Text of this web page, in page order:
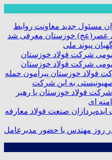
مسئول جدید معاونت روابط
عصر(عج) خوزستان معرفی شد
پیوند ملی
فولاد خوزستان پیرامون حمله
به این شرکت
فولاد خوزستان با رهبر
ای
صنعت فولاد معارفه
روز مهندس با حضور مدیرعامل